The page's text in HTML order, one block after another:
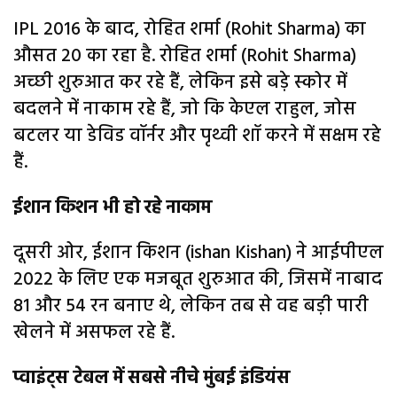
IPL 2016 के बाद, रोहित शर्मा (Rohit Sharma) का
औसत 20 का रहा है. रोहित शर्मा (Rohit Sharma)
अच्छी शुरुआत कर रहे हैं, लेकिन इसे बड़े स्कोर में
बदलने में नाकाम रहे हैं, जो कि केएल राहुल, जोस
बटलर या डेविड वॉर्नर और पृथ्वी शॉ करने में सक्षम रहे
हैं.
ईशान किशन भी हो रहे नाकाम
दूसरी ओर, ईशान किशन (ishan Kishan) ने आईपीएल
2022 के लिए एक मजबूत शुरुआत की, जिसमें नाबाद
81 और 54 रन बनाए थे, लेकिन तब से वह बड़ी पारी
खेलने में असफल रहे हैं.
प्वाइंट्स टेबल में सबसे नीचे मुंबई इंडियंस